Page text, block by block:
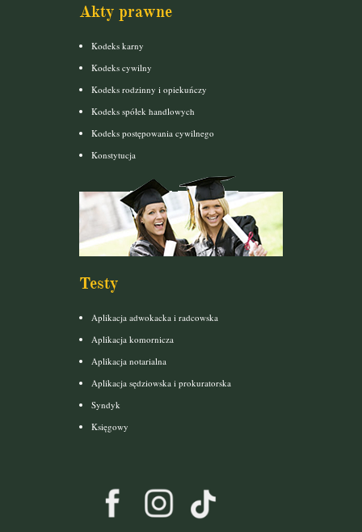
Akty prawne
Kodeks karny
Kodeks cywilny
Kodeks rodzinny i opiekuńczy
Kodeks spółek handlowych
Kodeks postępowania cywilnego
Konstytucja
Testy
Aplikacja adwokacka i radcowska
Aplikacja komornicza
Aplikacja notarialna
Aplikacja sędziowska i prokuratorska
Syndyk
Księgowy